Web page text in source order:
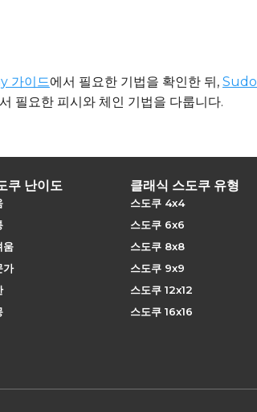
가이드에서 필요한 기법을 확인한 뒤,
필요한 피시와 체인 기법을 다룹니다.
쿠 난이도
움
가
클래식 스도쿠 유형
스도쿠 4x4
스도쿠 6x6
스도쿠 8x8
스도쿠 9x9
스도쿠 12x12
스도쿠 16x16